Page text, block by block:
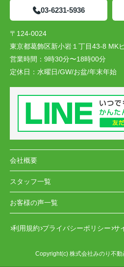
03-6231-5936
〒124-0024
東京都葛飾区新小岩１丁目43-8 MK
営業時間： 9時30分〜18時00分
定休日： 水曜日/GW/お盆/年末年始
会社概要
スタッフ一覧
お客様の声一覧
利用規約 プライバシーポリシー サ
Copyright(c) 株式会社みのり不